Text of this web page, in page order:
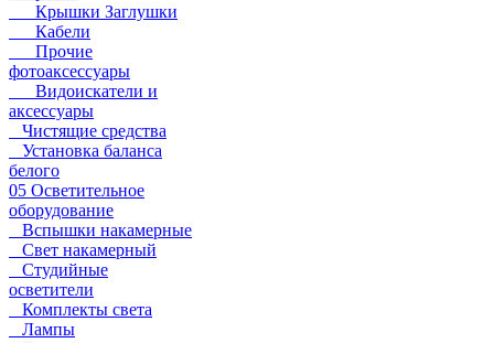
Крышки Заглушки
Кабели
Прочие
фотоаксессуары
Видоискатели и
аксессуары
Чистящие средства
Установка баланса
белого
05 Осветительное
оборудование
Вспышки накамерные
Свет накамерный
Студийные
осветители
Комплекты света
Лампы